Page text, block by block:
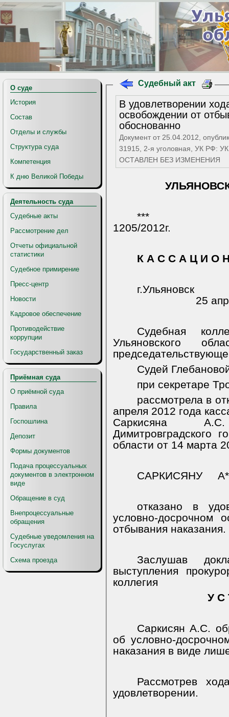
О суде
История
Состав
Отделы и службы
Структура суда
Компетенция
К дню Великой Победы
Деятельность суда
Судебные акты
Рассмотрение дел
Отчеты официальной
статистики
Судебное примирение
Пресс-центр
Новости
Кадровое обеспечение
Противодействие
коррупции
Государственный заказ
Приёмная суда
О приёмной суда
Правила
Госпошлина
Депозит
Формы документов
Подача процессуальных
документов в электронном
виде
Обращение в суд
Внепроцессуальные
обращения
Судебные уведомления на
Госуслугах
Схема проезда
Судебный акт
В удовлетворении
освобождении от
обоснованно
Документ от 25.04.2012,
31915, 2-я уголовная, УК РФ: УК РФ: ст. 30 ч.3 - ст. 158 ч.4 п.
ОСТАВЛЕН БЕЗ ИЗМЕНЕНИЯ
***
1205/2012г.
К А С С А Ц И О
г.Ульяновск
25
Судебная
Ульяновского
Судей
при секретаре
рассмотрела в
апреля 2012 года
Саркисяна
Димитровградского
области от 14 марта
САРКИСЯНУ
отказано в
условно-досрочном
отбывания наказания.
Заслушав
выступления
коллегия
У С
Саркисян А.С.
об условно-
наказания в виде
Рассмотрев
удовлетворении.